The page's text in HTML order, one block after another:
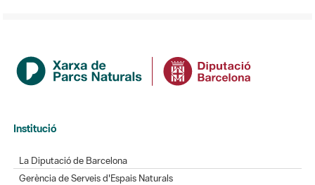
Institució
La Diputació de Barcelona
Gerència de Serveis d'Espais Naturals